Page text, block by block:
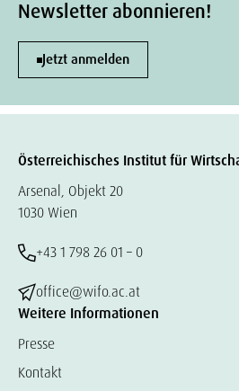
Newsletter abonnieren!
Jetzt anmelden
Österreichisches Institut für
Arsenal, Objekt 20
1030 Wien
+43 1 798 26 01 – 0
office@wifo.ac.at
Weitere Informationen
Presse
Kontakt